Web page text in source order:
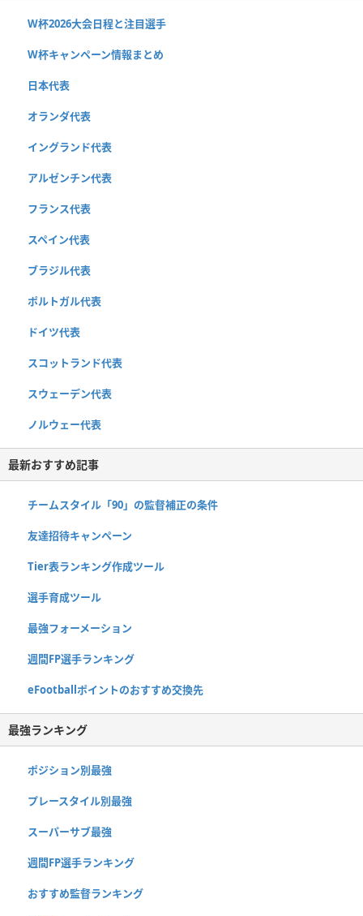
W杯2026大会日程と注目選手
W杯キャンペーン情報まとめ
日本代表
オランダ代表
イングランド代表
アルゼンチン代表
フランス代表
スペイン代表
ブラジル代表
ポルトガル代表
ドイツ代表
スコットランド代表
スウェーデン代表
ノルウェー代表
最新おすすめ記事
チームスタイル「90」の監督補正の条件
友達招待キャンペーン
Tier表ランキング作成ツール
選手育成ツール
最強フォーメーション
週間FP選手ランキング
eFootballポイントのおすすめ交換先
最強ランキング
ポジション別最強
プレースタイル別最強
スーパーサブ最強
週間FP選手ランキング
おすすめ監督ランキング